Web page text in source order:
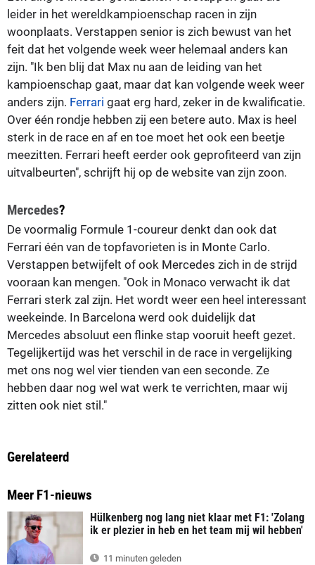
leider in het wereldkampioenschap racen in zijn
woonplaats. Verstappen senior is zich bewust van het
feit dat het volgende week weer helemaal anders kan
zijn. "Ik ben blij dat Max nu aan de leiding van het
kampioenschap gaat, maar dat kan volgende week weer
anders zijn. Ferrari gaat erg hard, zeker in de kwalificatie.
Over één rondje hebben zij een betere auto. Max is heel
sterk in de race en af en toe moet het ook een beetje
meezitten. Ferrari heeft eerder ook geprofiteerd van zijn
uitvalbeurten", schrijft hij op de website van zijn zoon.
Mercedes?
De voormalig Formule 1-coureur denkt dan ook dat
Ferrari één van de topfavorieten is in Monte Carlo.
Verstappen betwijfelt of ook Mercedes zich in de strijd
vooraan kan mengen. "Ook in Monaco verwacht ik dat
Ferrari sterk zal zijn. Het wordt weer een heel interessant
weekeinde. In Barcelona werd ook duidelijk dat
Mercedes absoluut een flinke stap vooruit heeft gezet.
Tegelijkertijd was het verschil in de race in vergelijking
met ons nog wel vier tienden van een seconde. Ze
hebben daar nog wel wat werk te verrichten, maar wij
zitten ook niet stil."
Gerelateerd
Meer F1-nieuws
Hülkenberg nog lang niet klaar met F1: 'Zolang
ik er plezier in heb en het team mij wil hebben'
11 minuten geleden